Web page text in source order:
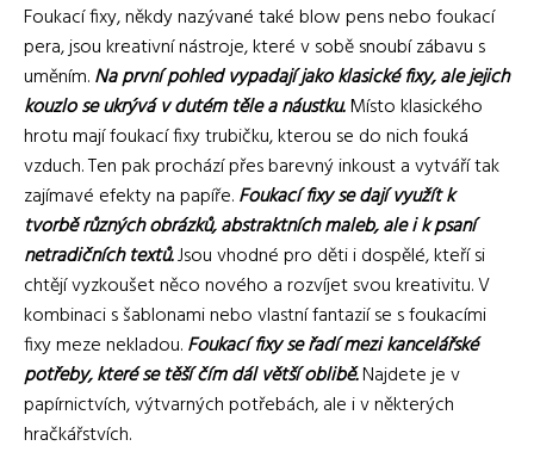
Foukací fixy, někdy nazývané také blow pens nebo foukací
pera, jsou kreativní nástroje, které v sobě snoubí zábavu s
uměním.Na první pohled vypadají jako klasické fixy, ale jejich
kouzlo se ukrývá v dutém těle a náustku.Místo klasického
hrotu mají foukací fixy trubičku, kterou se do nich fouká
vzduch. Ten pak prochází přes barevný inkoust a vytváří tak
zajímavé efekty na papíře.Foukací fixy se dají využít k
tvorbě různých obrázků, abstraktních maleb, ale i k psaní
netradičních textů.Jsou vhodné pro děti i dospělé, kteří si
chtějí vyzkoušet něco nového a rozvíjet svou kreativitu. V
kombinaci s šablonami nebo vlastní fantazií se s foukacími
fixy meze nekladou.Foukací fixy se řadí mezi kancelářské
potřeby, které se těší čím dál větší oblibě.Najdete je v
papírnictvích, výtvarných potřebách, ale i v některých
hračkářstvích.